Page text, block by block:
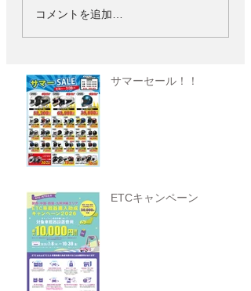
コメントを追加…
サマーセール！！
ETCキャンペーン